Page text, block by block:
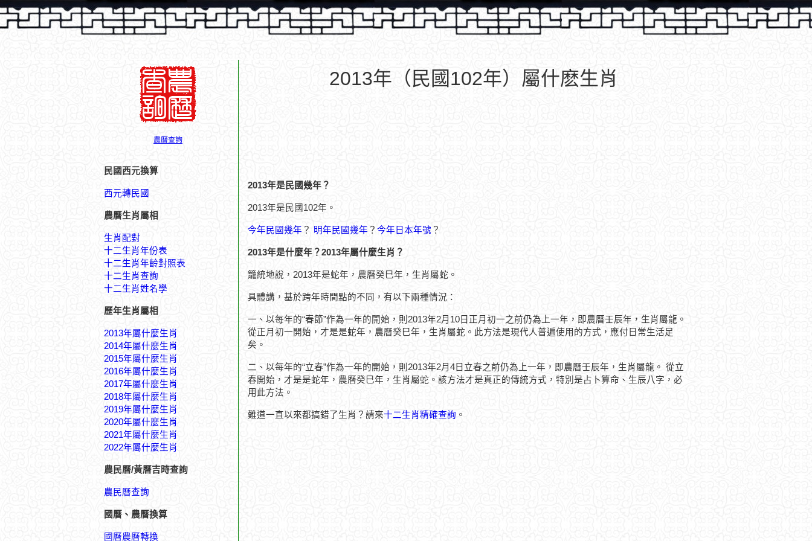
農曆查詢
民國西元換算
西元轉民國
農曆生肖屬相
生肖配對
十二生肖年份表
十二生肖年齡對照表
十二生肖查詢
十二生肖姓名學
歷年生肖屬相
2013年屬什麼生肖
2014年屬什麼生肖
2015年屬什麼生肖
2016年屬什麼生肖
2017年屬什麼生肖
2018年屬什麼生肖
2019年屬什麼生肖
2020年屬什麼生肖
2021年屬什麼生肖
2022年屬什麼生肖
農民曆/黃曆吉時查詢
農民曆查詢
國曆、農曆換算
國曆農曆轉換
2013年（民國102年）屬什麽生肖
2013年是民國幾年？
2013年是民國102年。
今年民國幾年 ？ 明年民國幾年 ？ 今年日本年號 ？
2013年是什麼年？2013年屬什麼生肖？
籠統地說，2013年是蛇年，農曆癸巳年，生肖屬蛇。
具體講，基於跨年時間點的不同，有以下兩種情況：
一、以每年的“春節”作為一年的開始，則2013年2月10日正月初一之前仍為上一年，即農曆壬辰年，生肖屬龍。
從正月初一開始，才是是蛇年，農曆癸巳年，生肖屬蛇。此方法是現代人普遍使用的方式，應付日常生活足
矣。
二、以每年的“立春”作為一年的開始，則2013年2月4日立春之前仍為上一年，即農曆壬辰年，生肖屬龍。 從立
春開始，才是是蛇年，農曆癸巳年，生肖屬蛇。該方法才是真正的傳統方式，特別是占卜算命、生辰八字，必
用此方法。
難道一直以來都搞錯了生肖？請來十二生肖精確查詢 。